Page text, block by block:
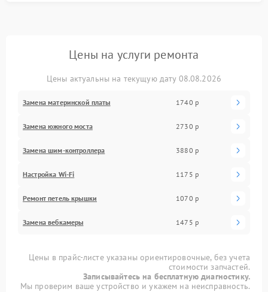
Цены на услуги ремонта
Цены актуальны на текущую дату 08.08.2026
Замена материнской платы 1740 р
Замена южного моста 2730 р
Замена шим-контроллера 3880 р
Настройка Wi-Fi 1175 р
Ремонт петель крышки 1070 р
Замена вебкамеры 1475 р
Цены в прайс-листе указаны ориентировочные, без учета
стоимости запчастей.
Записывайтесь на бесплатную диагностику.
Мы проверим ваше устройство и укажем на неисправность.